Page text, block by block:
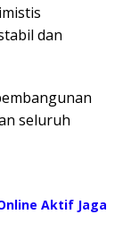
dan
seluruh
Aktif Jaga